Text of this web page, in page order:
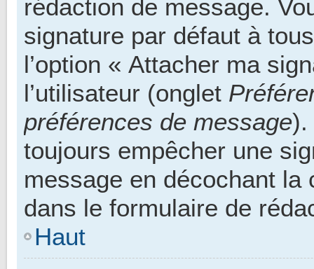
rédaction de message.
signature par défaut à
l’option « Attacher ma
l’utilisateur (onglet
préférences de message).
toujours empêcher une
message en décochant
dans le formulaire de
Haut